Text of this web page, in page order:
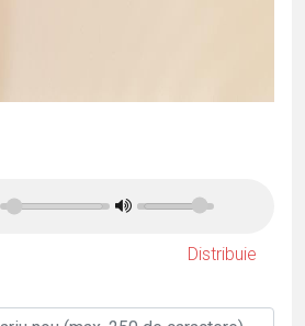
Distribuie